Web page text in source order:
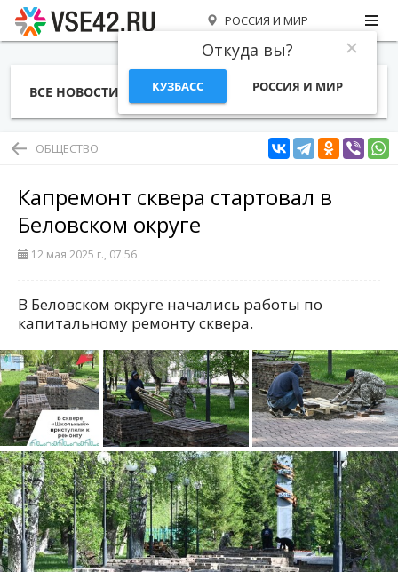
РОССИЯ И МИР
Откуда вы?
КУЗБАСС РОССИЯ И МИР
ВСЕ НОВОСТИ СТАТЬИ ТЕМЫ ФОТО
ОБЩЕСТВО
Капремонт сквера стартовал в
Беловском округе
12 мая 2025 г., 07:56
В Беловском округе начались работы по
капитальному ремонту сквера.